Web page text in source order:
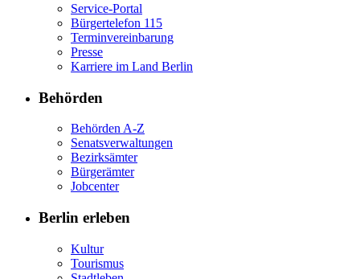
Service-Portal
Bürgertelefon 115
Terminvereinbarung
Presse
Karriere im Land Berlin
Behörden
Behörden A-Z
Senatsverwaltungen
Bezirksämter
Bürgerämter
Jobcenter
Berlin erleben
Kultur
Tourismus